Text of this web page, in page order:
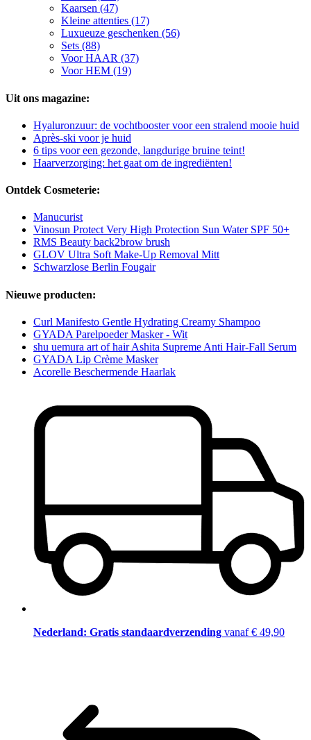
Kaarsen (47)
Kleine attenties (17)
Luxueuze geschenken (56)
Sets (88)
Voor HAAR (37)
Voor HEM (19)
Uit ons magazine:
Hyaluronzuur: de vochtbooster voor een stralend mooie huid
Après-ski voor je huid
6 tips voor een gezonde, langdurige bruine teint!
Haarverzorging: het gaat om de ingrediënten!
Ontdek Cosmeterie:
Manucurist
Vinosun Protect Very High Protection Sun Water SPF 50+
RMS Beauty back2brow brush
GLOV Ultra Soft Make-Up Removal Mitt
Schwarzlose Berlin Fougair
Nieuwe producten:
Curl Manifesto Gentle Hydrating Creamy Shampoo
GYADA Parelpoeder Masker - Wit
shu uemura art of hair Ashita Supreme Anti Hair-Fall Serum
GYADA Lip Crème Masker
Acorelle Beschermende Haarlak
Nederland: Gratis standaardverzending vanaf € 49,90